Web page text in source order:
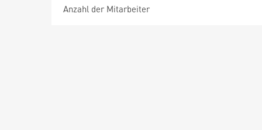
Anzahl der Mitarbeiter